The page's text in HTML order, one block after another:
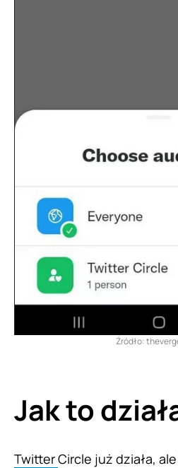
Źródło:
Jak to
TwitterCircle już działa,